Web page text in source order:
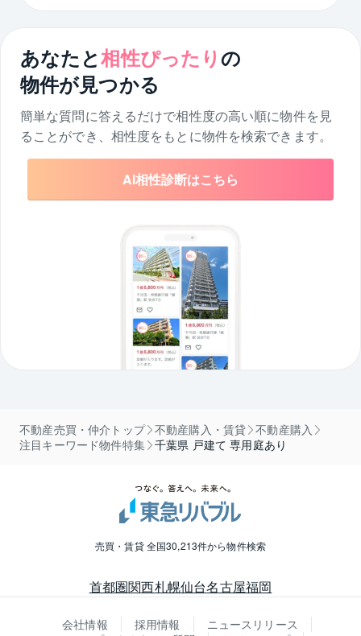
あなたと相性ぴったり の
物件が見つかる
簡単な質問に答えるだけで相性度の高い順に物件を 見
ることができ、相性度をもとに物件を検索できます。
AI相性診断はこちら
不動産売買・仲介トップ 不動産購入・賃貸
不動産購入
注目キーワード物件特集
千葉県 戸建て 専用庭あり
売買・賃貸 全国30,213件から物件検索
首都圏関西札幌仙台名古屋福岡
会社情報 採用情報
ニュースリリース